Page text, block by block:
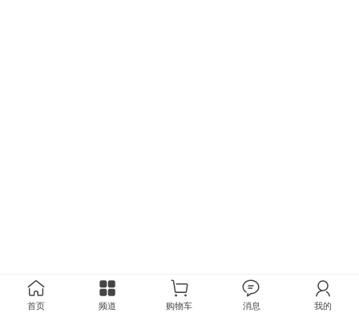
首页 频道 购物车 消息 我的